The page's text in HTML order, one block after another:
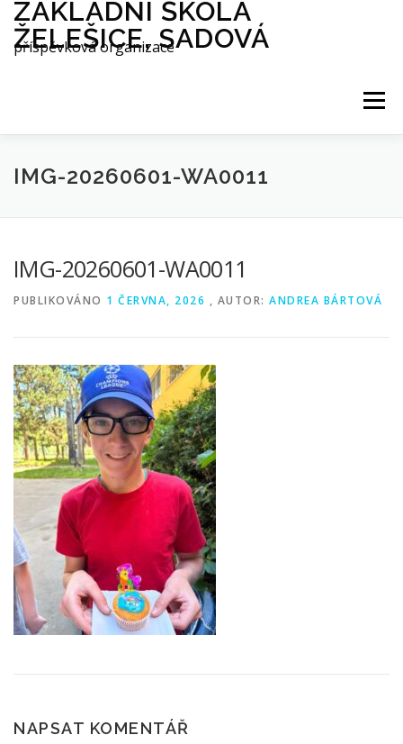
Přeskočit
obsah
ZÁKLADNÍ ŠKOLA
ŽELEŠICE, SADOVÁ
příspěvková organizace
Menu
O NÁS ŠKOLA AES
AKTUALITY REFERENCE
GALERIE
IMG-20260601-WA0011
IMG-20260601-WA0011
PUBLIKOVÁNO 1 ČERVNA, 2026 , AUTOR: ANDREA BÁRTOVÁ
NAPSAT KOMENTÁŘ